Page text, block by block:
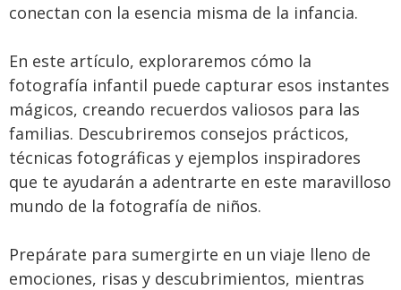
conectan con la esencia misma de la infancia.
En este artículo, exploraremos cómo la
fotografía infantil puede capturar esos instantes
mágicos, creando recuerdos valiosos para las
familias. Descubriremos consejos prácticos,
técnicas fotográficas y ejemplos inspiradores
que te ayudarán a adentrarte en este maravilloso
mundo de la fotografía de niños.
Prepárate para sumergirte en un viaje lleno de
emociones, risas y descubrimientos, mientras